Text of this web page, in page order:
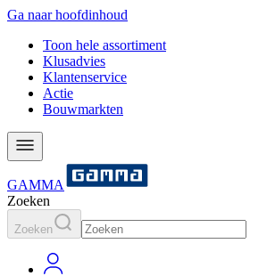
Ga naar hoofdinhoud
Toon hele assortiment
Klusadvies
Klantenservice
Actie
Bouwmarkten
GAMMA
Zoeken
Zoeken